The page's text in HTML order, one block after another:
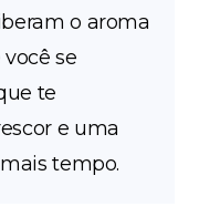
o aroma
se
te
e uma
tempo.